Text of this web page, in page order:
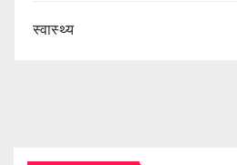
स्वास्थ्य